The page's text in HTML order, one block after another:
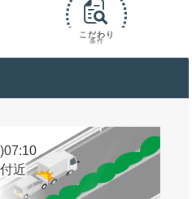
こだわり
条件
近